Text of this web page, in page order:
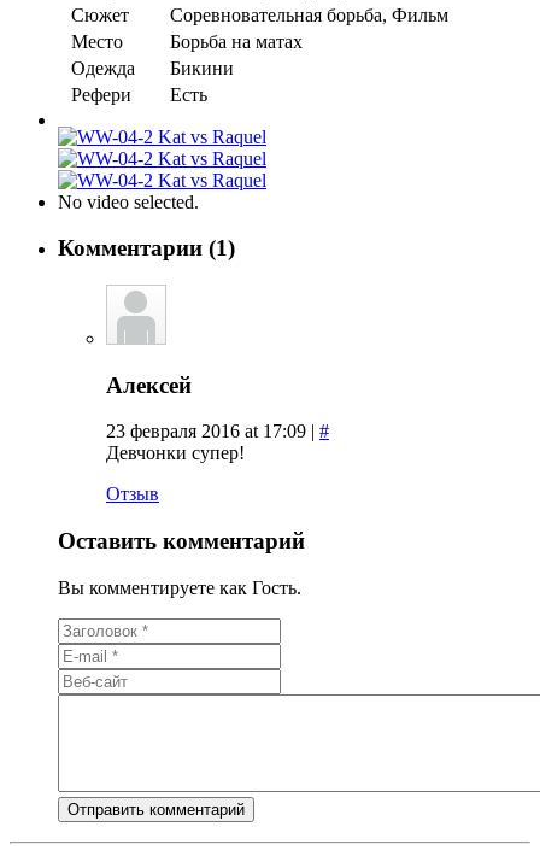
Сюжет
Соревновательная борьба, Фильм
Место
Борьба на матах
Одежда
Бикини
Рефери
Есть
No video selected.
Комментарии (1)
Алексей
23 февраля 2016 at 17:09 | #
Девчонки супер!
Отзыв
Оставить комментарий
Вы комментируете как Гость.